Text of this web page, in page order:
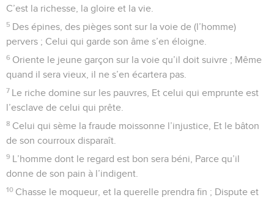
C’est la richesse, la gloire et la vie.
5 Des épines, des pièges sont sur la voie de (l’homme)
pervers ; Celui qui garde son âme s’en éloigne.
6 Oriente le jeune garçon sur la voie qu’il doit suivre ; Même
quand il sera vieux, il ne s’en écartera pas.
7 Le riche domine sur les pauvres, Et celui qui emprunte est
l’esclave de celui qui prête.
8 Celui qui sème la fraude moissonne l’injustice, Et le bâton
de son courroux disparaît.
9 L’homme dont le regard est bon sera béni, Parce qu’il
donne de son pain à l’indigent.
10 Chasse le moqueur, et la querelle prendra fin ; Dispute et